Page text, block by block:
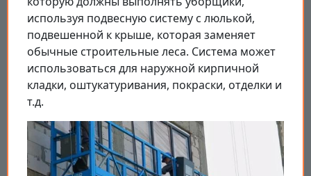
используя подвесную систему с люлькой,
подвешенной к крыше, которая заменяет
обычные строительные леса. Система может
использоваться для наружной кирпичной
кладки, оштукатуривания, покраски, отделки и
т.д.